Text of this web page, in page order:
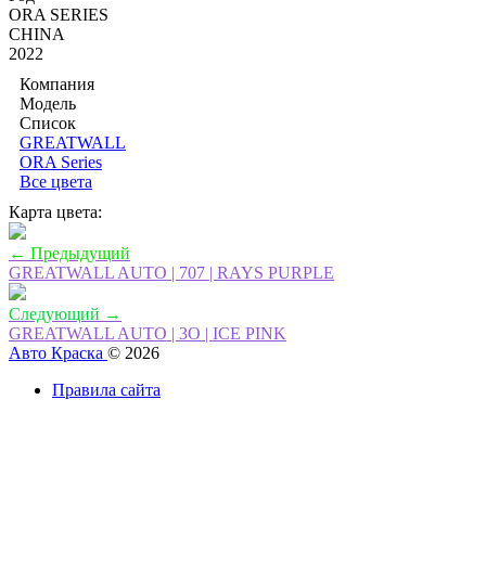
ORA SERIES
CHINA
2022
Компания
Модель
Список
GREATWALL
ORA Series
Все цвета
Карта цвета:
← Предыдущий
GREATWALL AUTO | 707 | RAYS PURPLE
Следующий →
GREATWALL AUTO | 3O | ICE PINK
Авто Краска © 2026
Правила сайта